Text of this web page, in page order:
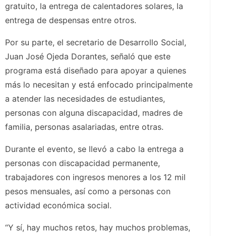
gratuito, la entrega de calentadores solares, la
entrega de despensas entre otros.
Por su parte, el secretario de Desarrollo Social,
Juan José Ojeda Dorantes, señaló que este
programa está diseñado para apoyar a quienes
más lo necesitan y está enfocado principalmente
a atender las necesidades de estudiantes,
personas con alguna discapacidad, madres de
familia, personas asalariadas, entre otras.
Durante el evento, se llevó a cabo la entrega a
personas con discapacidad permanente,
trabajadores con ingresos menores a los 12 mil
pesos mensuales, así como a personas con
actividad económica social.
“Y sí, hay muchos retos, hay muchos problemas,